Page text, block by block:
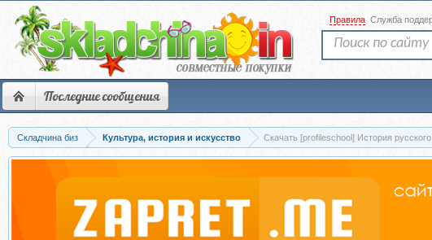
Последние сообщения
Правила Служба
Складчина биз Культура, история и искусство